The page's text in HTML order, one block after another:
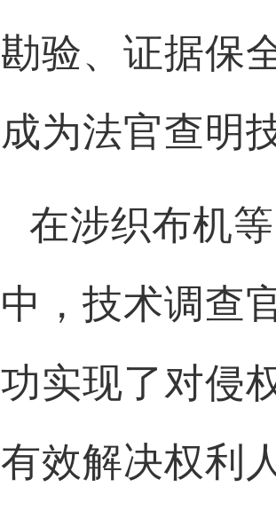
勘验、证据保
成为法官查明
在涉织布机
中，技术调查
功实现了对侵
有效解决权利